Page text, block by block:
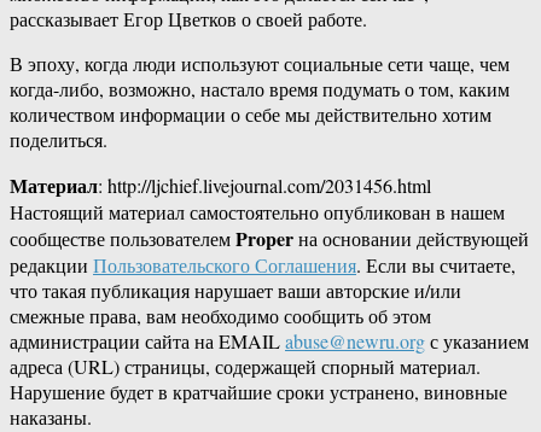
рассказывает Егор Цветков о своей работе.
В эпоху, когда люди используют социальные сети чаще, чем
когда-либо, возможно, настало время подумать о том, каким
количеством информации о себе мы действительно хотим
поделиться.
Материал: http://ljchief.livejournal.com/2031456.html
Настоящий материал самостоятельно опубликован в нашем
сообществе пользователемProperна основании действующей
редакции Пользовательского Соглашения. Если вы считаете,
что такая публикация нарушает ваши авторские и/или
смежные права, вам необходимо сообщить об этом
администрации сайта на EMAILabuse@newru.orgс указанием
адреса (URL) страницы, содержащей спорный материал.
Нарушение будет в кратчайшие сроки устранено, виновные
наказаны.